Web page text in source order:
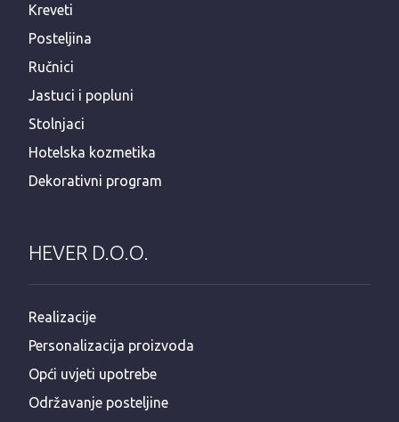
Kreveti
Posteljina
Ručnici
Jastuci i popluni
Stolnjaci
Hotelska kozmetika
Dekorativni program
HEVER D.O.O.
Realizacije
Personalizacija proizvoda
Opći uvjeti upotrebe
Održavanje posteljine